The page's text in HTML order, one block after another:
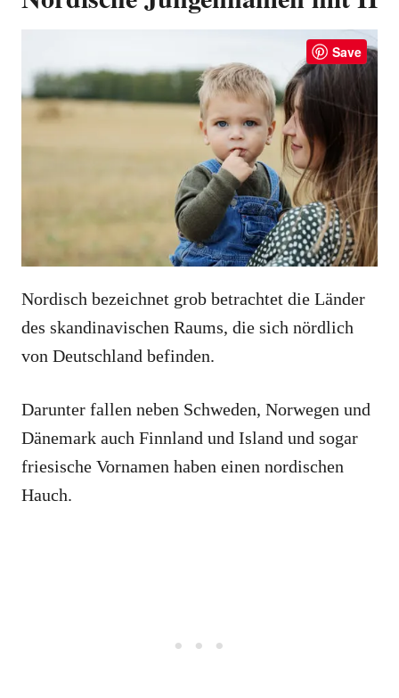
Save
Nordisch bezeichnet grob betrachtet die Länder
des skandinavischen Raums, die sich nördlich
von Deutschland befinden.
Darunter fallen neben Schweden, Norwegen und
Dänemark auch Finnland und Island und sogar
friesische Vornamen haben einen nordischen
Hauch.